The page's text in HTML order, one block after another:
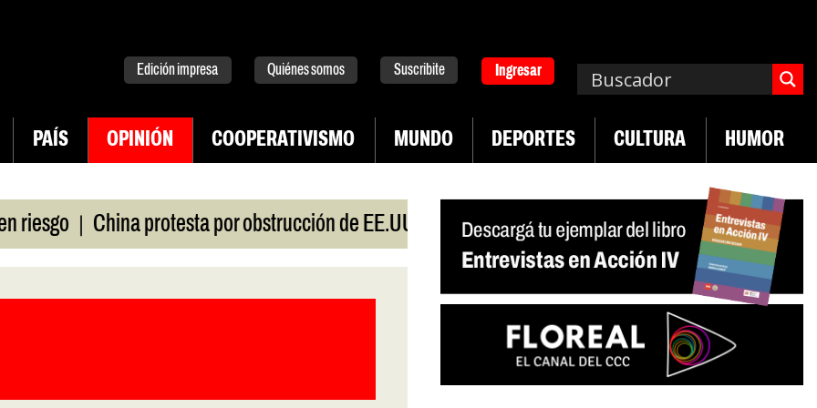
Edición impresa Quiénes somos Suscribite Ingresar
PAÍS OPINIÓN COOPERATIVISMO MUNDO DEPORTES CULTURA HUMOR
| China protesta por obstrucción de EE.UU en Neuquén | Miguel Díaz-Canel: «Es un genocidio»